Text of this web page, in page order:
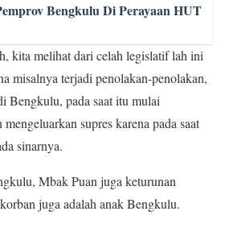
Bengkulu Di Perayaan HUT
kita melihat dari celah legislatif lah ini
misalnya terjadi penolakan-penolakan,
Bengkulu, pada saat itu mulai
supres karena pada saat
sinarnya.
Mbak Puan juga keturunan
juga adalah anak Bengkulu.